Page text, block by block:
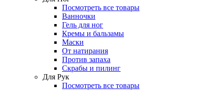
Посмотреть все товары
Ванночки
Гель для ног
Кремы и бальзамы
Маски
От натирания
Против запаха
Скрабы и пилинг
Для Рук
Посмотреть все товары